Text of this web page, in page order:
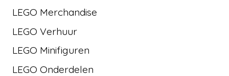
LEGO Merchandise
LEGO Verhuur
LEGO Minifiguren
LEGO Onderdelen